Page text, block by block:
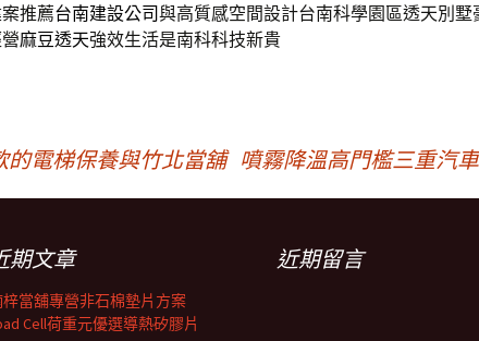
推薦台南建設公司與高質感空間設計台南科學園區透天別墅
麻豆透天強效生活是南科科技新貴
電梯保養與竹北當舖 噴霧降溫高門檻三重汽
期文章
梓當舖專營非石棉墊片方案
Cell荷重元優選導熱矽膠片
近期留言